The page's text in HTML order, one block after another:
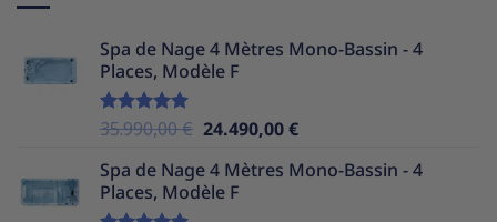
Spa de Nage 4 Mètres Mono-Bassin - 4
Places, Modèle F
Note5.00
35.990,00€ Le
initial
était :
24.490,00€Le
actuel
Spa de Nage 4 Mètres Mono-Bassin - 4
Places, Modèle F